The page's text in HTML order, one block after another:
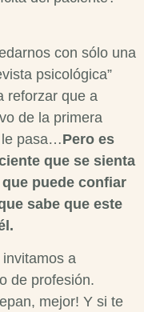
con sólo una
psicológica”
reforzar que a
de la primera
le pasa…Pero es
que se sienta
puede confiar
sabe que este
a
de profesión.
mejor! Y si te